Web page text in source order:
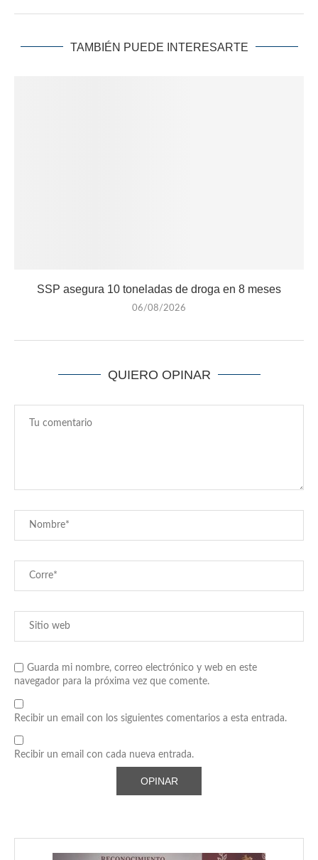
TAMBIÉN PUEDE INTERESARTE
SSP asegura 10 toneladas de droga en 8 meses
06/08/2026
QUIERO OPINAR
Guarda mi nombre, correo electrónico y web en este
navegador para la próxima vez que comente.
Recibir un email con los siguientes comentarios a esta entrada.
Recibir un email con cada nueva entrada.